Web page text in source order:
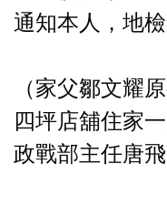
通知本人，地
（家父鄒文耀
四坪店舖住家
政戰部主任唐